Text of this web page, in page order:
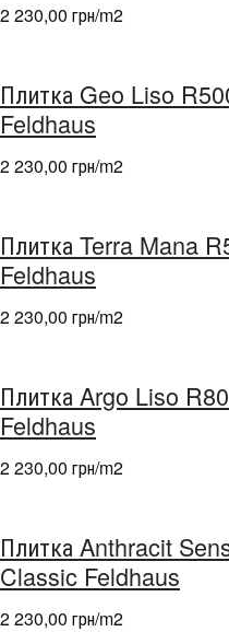
2 230,00 грн/m2
Плитка Geo Liso
Feldhaus
2 230,00 грн/m2
Плитка Terra Mana
Feldhaus
2 230,00 грн/m2
Плитка Argo Liso
Feldhaus
2 230,00 грн/m2
Плитка Anthracit
Classic Feldhaus
2 230,00 грн/m2